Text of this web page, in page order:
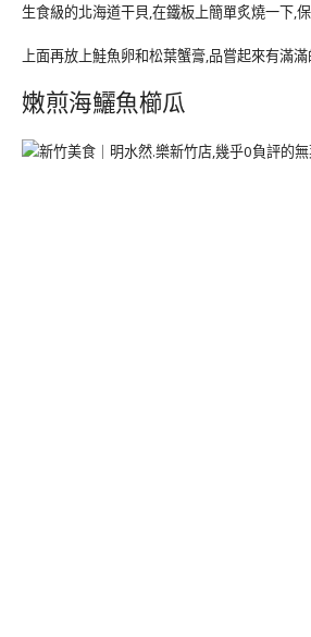
生食級的北海道干貝,在鐵板上簡單炙燒一下,
上面再放上鮭魚卵和松葉蟹膏,品嘗起來有滿
嫩煎海鱺魚櫛瓜